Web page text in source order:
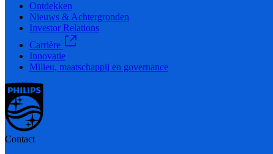
Ontdekken
Nieuws & Achtergronden
Investor Relations
Carrière
Innovatie
Milieu, maatschappij en governance
Contact